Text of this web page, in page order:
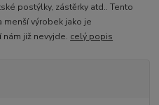
postýlky, zástěrky atd.. Tento
menší výrobek jako je
již nevyjde. celý popis